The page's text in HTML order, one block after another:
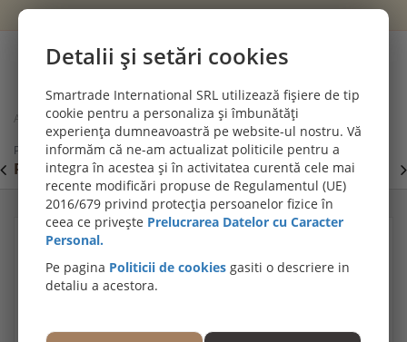
Cont
Acasă
Parchet SPC si pardoseli vinil (LVT)
Pardoseala SPC, Compozit Vinil cu Piatra (parchet pietrificat), Aurora
Piatra Greige, 800x400x6/0.5mm, AURSTO-3003/2
PROMOȚII DE IULIE! PARCHET SPC SI LVT: Viziteaza
secțiunea de pardoseli SPC SI LVT
Detalii și setări cookies
Smartrade International SRL utilizează fișiere de tip
cookie pentru a personaliza și îmbunătăți
experiența dumneavoastră pe website-ul nostru. Vă
informăm că ne-am actualizat politicile pentru a
integra în acestea și în activitatea curentă cele mai
recente modificări propuse de Regulamentul (UE)
2016/679 privind protecția persoanelor fizice în
ceea ce privește Prelucrarea Datelor cu Caracter
Personal.
Pe pagina Politicii de cookies gasiti o descriere in
detaliu a acestora.